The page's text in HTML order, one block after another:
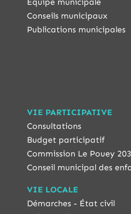
Conseils municipaux
Publications municipales
VIE PARTICIPATIVE
Consultations
Budget participatif
Commission Le Pouey
Conseil municipal des
VIE LOCALE
Démarches - État civil